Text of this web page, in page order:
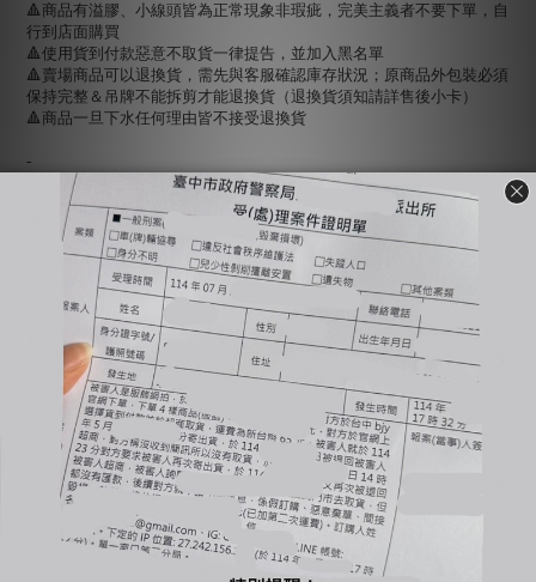
🔺商品有溢膠、小線頭皆為正常現象非瑕疵，完美主義者不要下單，自
行到店面購買
🔺使用貨到付款惡意不取貨一律提告，並加入黑名單
🔺賣場商品可以退換貨，需先與客服確認庫存狀況；原商品外包裝必須
保持完整＆吊牌不能拆剪才能退換貨（退換貨須知請詳售後小卡）
🔺商品一旦下水任何理由皆不接受退換貨
-
🔍【INSTAGRAM】：bjy_666
🔍【LINE 官方】：@bjy_666
您可能喜歡...